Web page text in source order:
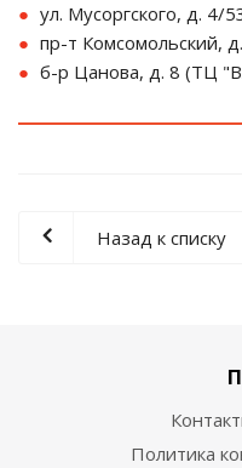
ул. Мусоргского, д.
пр-т Комсомольский,
б-р Цанова, д. 8 (ТЦ
Назад к списку
Политика